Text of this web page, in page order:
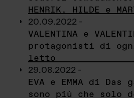
HENRIK, HILDE e
20.09.2022 -
VALENTINA e
protagonisti di
letto
29.08.2022 -
EVA e EMMA di Das
sono più che solo